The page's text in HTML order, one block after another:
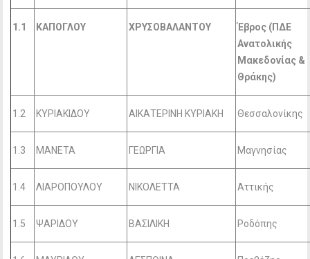
1.1 ΚΑΠΟΓΛΟΥ ΧΡΥΣΟΒΑΛΑΝΤΟΥ
Έβρος (ΠΔΕ
Ανατολικής
Μακεδονίας &
Θράκης)
1.2 ΚΥΡΙΑΚΙΔΟΥ ΑΙΚΑΤΕΡΙΝΗ ΚΥΡΙΑΚΗ Θεσσαλονίκης
1.3 ΜΑΝΕΤΑ ΓΕΩΡΓΙΑ Μαγνησίας
1.4 ΛΙΑΡΟΠΟΥΛΟΥ ΝΙΚΟΛΕΤΤΑ Αττικής
1.5 ΨΑΡΙΔΟΥ ΒΑΣΙΛΙΚΗ Ροδόπης